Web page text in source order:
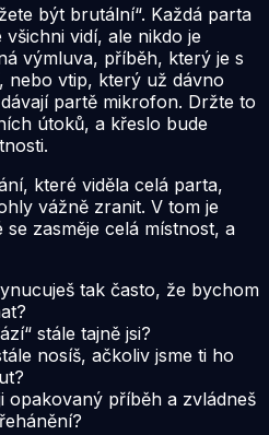
být brutální“. Každá parta
vidí, ale nikdo je
výmluva, příběh, který je s
nebo vtip, který už dávno
partě mikrofon. Držte to
útoků, a křeslo bude
které viděla celá parta,
vážně zranit. V tom je
zasměje celá místnost, a
tak často, že bychom
stále tajně jsi?
nosíš, ačkoliv jsme ti ho
opakovaný příběh a zvládneš